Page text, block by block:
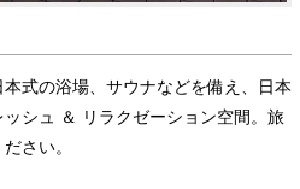
式の浴場、サウナなどを備え、日本
シュ ＆ リラクゼーション空間。旅
さい。